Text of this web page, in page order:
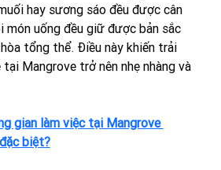
hay sương sáo đều được cân
món uống đều giữ được bản sắc
tổng thể. Điều này khiến trải
Mangrove trở nên nhẹ nhàng và
gian làm việc tại Mangrove
biệt?